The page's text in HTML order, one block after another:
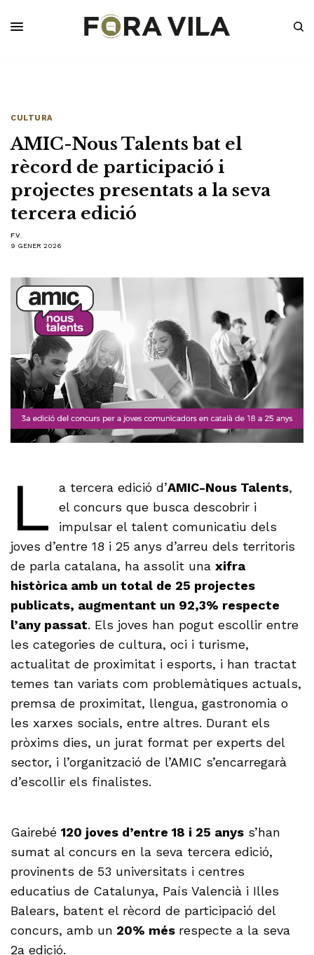
CULTURA
AMIC-Nous Talents bat el
rècord de participació i
projectes presentats a la seva
tercera edició
F.V.
9 GENER 2026
L a tercera edició d’AMIC-Nous Talents,
el concurs que busca descobrir i
impulsar el talent comunicatiu dels
joves d’entre 18 i 25 anys d’arreu dels territoris
de parla catalana, ha assolit unaxifra
històrica amb un total de 25 projectes
publicats, augmentant un 92,3% respecte
l’any passat. Els joves han pogut escollir entre
les categories de cultura, oci i turisme,
actualitat de proximitat i esports, i han tractat
temes tan variats com problemàtiques actuals,
premsa de proximitat, llengua, gastronomia o
les xarxes socials, entre altres. Durant els
pròxims dies, un jurat format per experts del
sector, i l’organització de l’AMIC s’encarregarà
d’escollir els finalistes.
Gairebé120 joves d’entre 18 i 25 anys s’han
sumat al concurs en la seva tercera edició,
provinents de 53 universitats i centres
educatius de Catalunya, País Valencià i Illes
Balears, batent el rècord de participació del
concurs, amb un 20% més respecte a la seva
2a edició.